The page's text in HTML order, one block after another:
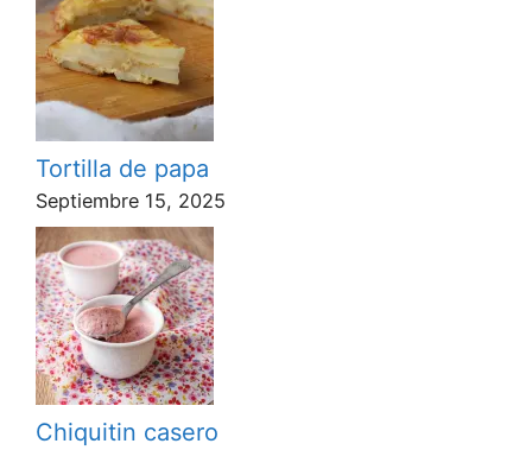
Tortilla de papa
Septiembre 15, 2025
Chiquitin casero